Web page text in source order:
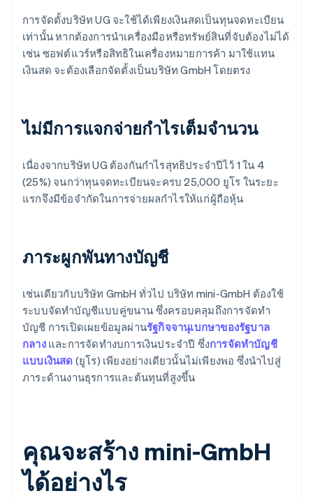
การจัดตั้งบริษัท UG จะใช้ได้เพียงเงินสดเป็นทุนจดทะเบียน
เท่านั้น หากต้องการนำเครื่องมือหรือทรัพย์สินที่จับต้องไม่ได้
เช่น ซอฟต์แวร์หรือสิทธิในเครื่องหมายการค้า มาใช้แทน
เงินสด จะต้องเลือกจัดตั้งเป็นบริษัท GmbH โดยตรง
ไม่มีการแจกจ่ายกำไรเต็มจำนวน
เนื่องจากบริษัท UG ต้องกันกำไรสุทธิประจำปีไว้ 1 ใน 4
(25%) จนกว่าทุนจดทะเบียนจะครบ 25,000 ยูโร ในระยะ
แรกจึงมีข้อจำกัดในการจ่ายผลกำไรให้แก่ผู้ถือหุ้น
ภาระผูกพันทางบัญชี
เช่นเดียวกับบริษัท GmbH ทั่วไป บริษัท mini-GmbH ต้องใช้
ระบบจัดทำบัญชีแบบคู่ขนาน ซึ่งครอบคลุมถึงการจัดทำ
บัญชี การเปิดเผยข้อมูลผ่านรัฐกิจจานุเบกษาของรัฐบาล
กลางและการจัดทำงบการเงินประจำปี ซึ่งการจัดทำบัญชี
แบบเงินสด (ยูโร) เพียงอย่างเดียวนั้นไม่เพียงพอ ซึ่งนำไปสู่
ภาระด้านงานธุรการและต้นทุนที่สูงขึ้น
คุณจะสร้าง mini-GmbH
ได้อย่างไร